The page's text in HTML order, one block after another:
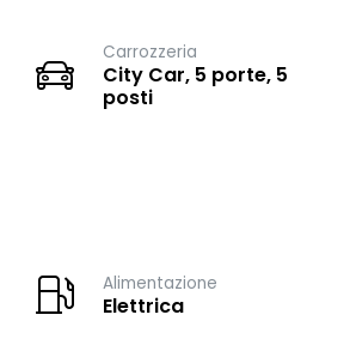
Carrozzeria
City Car, 5 porte, 5
posti
Alimentazione
Elettrica